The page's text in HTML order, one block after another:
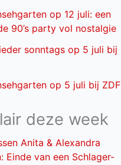
op 12 juli: een
90’s party vol nostalgie
sonntags op 5 juli bij
op 5 juli bij ZDF
deze week
Anita & Alexandra
Einde van een Schlager-